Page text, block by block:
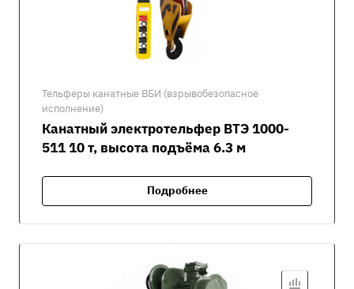
Тельферы канатные ВБИ (взрывобезопасное
исполнение)
Канатный электротельфер ВТЭ 1000-
511 10 т, высота подъёма 6.3 м
Подробнее